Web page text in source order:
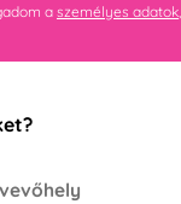
a személyes adatok